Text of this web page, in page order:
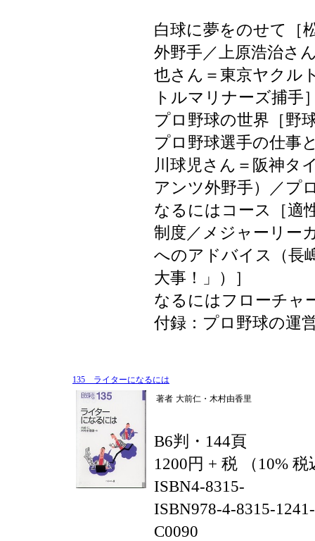
白球に夢をのせて［
外野手／上原浩治さ
也さん＝東京ヤクル
トルマリナーズ捕手
プロ野球の世界［野
プロ野球選手の仕事
川球児さん＝阪神タ
アンツ外野手）／プ
なるにはコース［適
制度／メジャーリー
へのアドバイス（長
大事！」）］
なるにはフローチャ
付録：プロ野球の運
135 ライターになるには
著者 大前仁・木村由香里
B6判・144頁
1200円 + 税 （10%
ISBN4-8315-
ISBN978-4-8315-
C0090